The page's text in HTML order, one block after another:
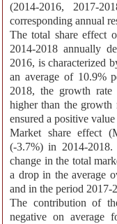
(2014-2016, 2017-
corresponding annual
The total share effect
2014-2018 annually
2016, is characterized
an average of 10.9%
2018, the growth
higher than the growth
ensured a positive
Market share effect
(-3.7%) in 2014-
change in the total
a drop in the average
and in the period 2017-
The contribution of
negative on average